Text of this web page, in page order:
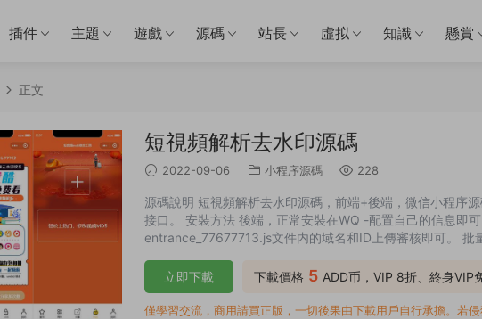
插件 主題 遊戲 源碼 站長 虛拟 知識 懸賞
正文
短視頻解析去水印源碼
2022-09-06 小程序源碼 228
源碼說明 短視頻解析去水印源碼，前端+後端，微信小程序
接口。 安裝方法 後端，正常安裝在WQ -配置自己的信息即
entrance_77677713.js文件内的域名和ID上傳審核即可。
下載價格 5 ADD币，VIP 8折、終身VIP
立即下載
僅學習交流，商用請買正版，一切後果由下載用戶自行承擔。若